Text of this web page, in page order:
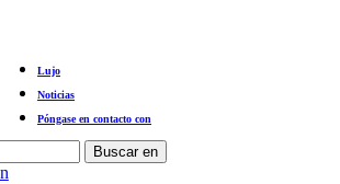
Lujo
Noticias
Póngase en contacto con
Buscar en